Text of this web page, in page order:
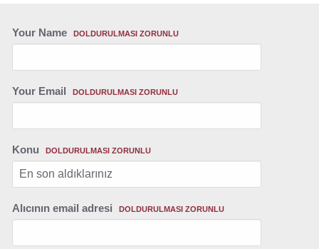
Your Name DOLDURULMASI ZORUNLU
Your Email DOLDURULMASI ZORUNLU
Konu DOLDURULMASI ZORUNLU
Alıcının email adresi DOLDURULMASI ZORUNLU